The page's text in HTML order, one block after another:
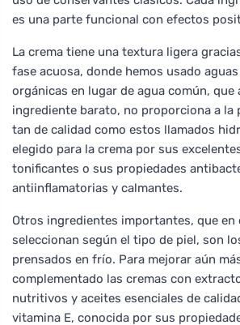
es una parte funcional con efectos
La crema tiene una textura ligera
fase acuosa, donde hemos usado
orgánicas en lugar de agua común, que
ingrediente barato, no proporciona a la
tan de calidad como estos llamados
elegido para la crema por sus
tonificantes o sus propiedades
antiinflamatorias y calmantes.
Otros ingredientes importantes, que en
seleccionan según el tipo de piel, son
prensados en frío. Para mejorar aún
complementado las cremas con
nutritivos y aceites esenciales de
vitamina E, conocida por sus